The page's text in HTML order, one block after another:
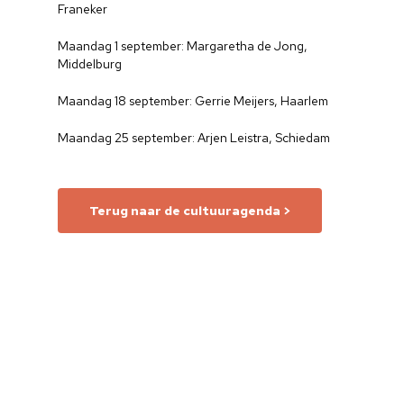
Franeker
Maandag 1 september: Margaretha de Jong,
Middelburg
Maandag 18 september: Gerrie Meijers, Haarlem
Maandag 25 september: Arjen Leistra, Schiedam
Terug naar de cultuuragenda >